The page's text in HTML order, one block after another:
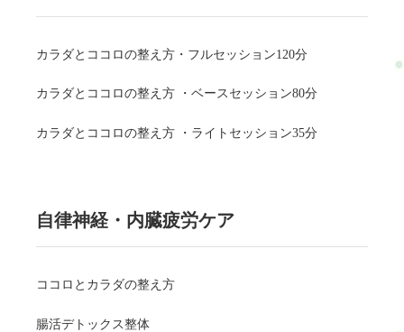
カラダとココロの整え方・フルセッション120分
カラダとココロの整え方 ・ベースセッション80分
カラダとココロの整え方 ・ライトセッション35分
自律神経・内臓疲労ケア
ココロとカラダの整え方
腸活デトックス整体